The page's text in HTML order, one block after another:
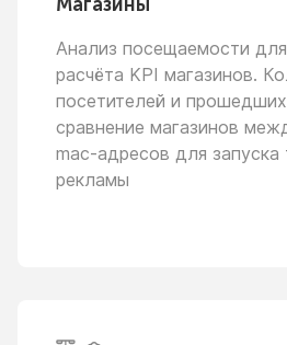
Анализ посещаемости
расчёта KPI магазинов.
посетителей и прошедших
сравнение магазинов
mac-адресов для запуска
рекламы